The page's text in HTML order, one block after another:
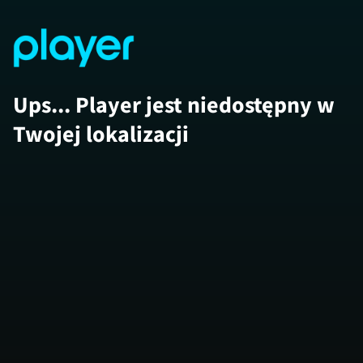
Ups... Player jest niedostępny w
Twojej lokalizacji